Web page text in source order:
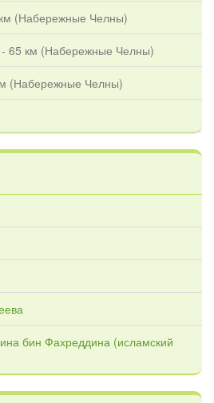
(Набережные Челны)
- 65 км (Набережные Челны)
(Набережные Челны)
бин Фахреддина (исламский